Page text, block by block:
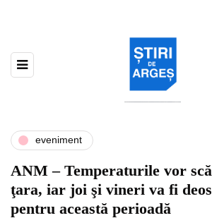
eveniment
ANM – Temperaturile vor
ţara, iar joi şi vineri va fi
pentru această perioadă